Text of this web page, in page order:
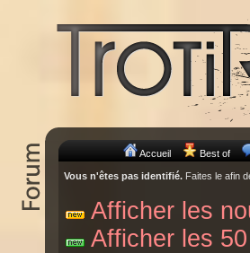
Accueil Best of
Vous n'êtes pas identifié. Faites le afin
Afficher les
Afficher les